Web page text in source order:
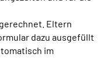
Eltern
dazu ausgefüllt
im